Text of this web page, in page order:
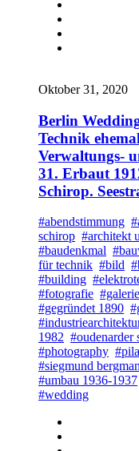
Oktober 31, 2020
Berlin
Technik
Verwaltungs-
31. Erbaut
Schirop.
#abendstimmung
schirop #architekt
#baudenkmal
für technik #bild
#building
#fotografie #galerie
#gegründet 1890
1982 #oudenarder
#photography
#siegmund
#umbau 1936-1937
#wedding